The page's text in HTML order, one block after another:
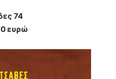
74
ευρώ